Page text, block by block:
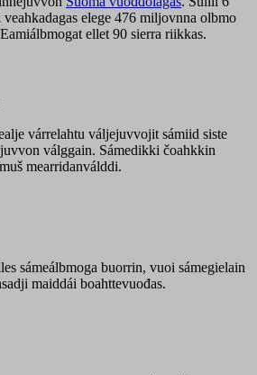
elege 476 miljovnna olbmo
ellet 90 sierra riikkas.
várrelahtu váljejuvvojit sámiid siste
válggain. Sámedikki čoahkkin
mearridanválddi.
sámeálbmoga buorrin, vuoi sámegielain
maiddái boahttevuođas.